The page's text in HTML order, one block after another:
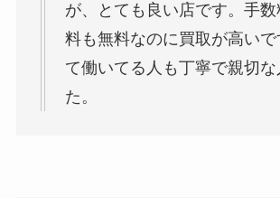
が、とても良い店です。手数
料も無料なのに買取が高いで
て働いてる人も丁寧で親切な
た。